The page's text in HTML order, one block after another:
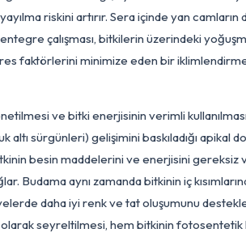
ve budama uygulamaları,
nem yönetimi hayati öneme
uygun bir ortam oluşturur. Optimal
sporlarının çimlenmesini
nem ceplerinin oluşmasını engeller ve
gri küf gibi hastalıkları değil, aynı
de yayılma riskini artırır. Sera
entegre çalışması, bitkilerin